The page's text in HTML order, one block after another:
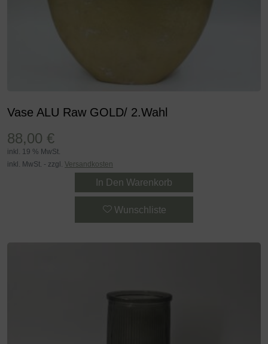
Vase ALU Raw GOLD/ 2.Wahl
88,00 €
inkl. 19 % MwSt.
inkl. MwSt. - zzgl. Versandkosten
In Den Warenkorb
Wunschliste